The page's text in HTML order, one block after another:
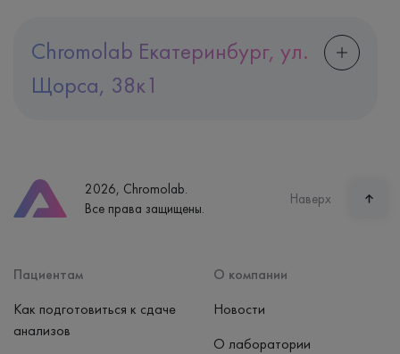
Chromolab Екатеринбург, ул.
Щорса, 38к1
Часы работы
пн-вс: 7:30-15:00
2026, Chromolab.
Все права защищены.
Наверх
Пациентам
Как подготовиться к сдаче
анализов
О компании
Новости
О лаборатории